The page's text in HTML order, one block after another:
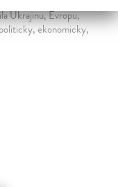
Ukrajinu, Evropu,
ekonomicky,